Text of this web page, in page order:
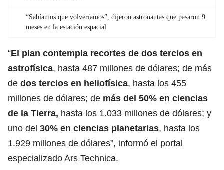
“Sabíamos que volveríamos”, dijeron astronautas que pasaron 9
meses en la estación espacial
“El plan contempla recortes de dos tercios en
astrofísica, hasta 487 millones de dólares; de más
de dos tercios en heliofísica, hasta los 455
millones de dólares; de más del 50% en ciencias
de la Tierra, hasta los 1.033 millones de dólares; y
uno del 30% en ciencias planetarias, hasta los
1.929 millones de dólares”, informó el portal
especializado Ars Technica.